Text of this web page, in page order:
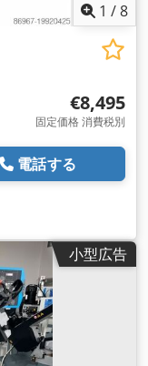
1 /8
€8,495
固定価格 消費税別
電話する
小型広告